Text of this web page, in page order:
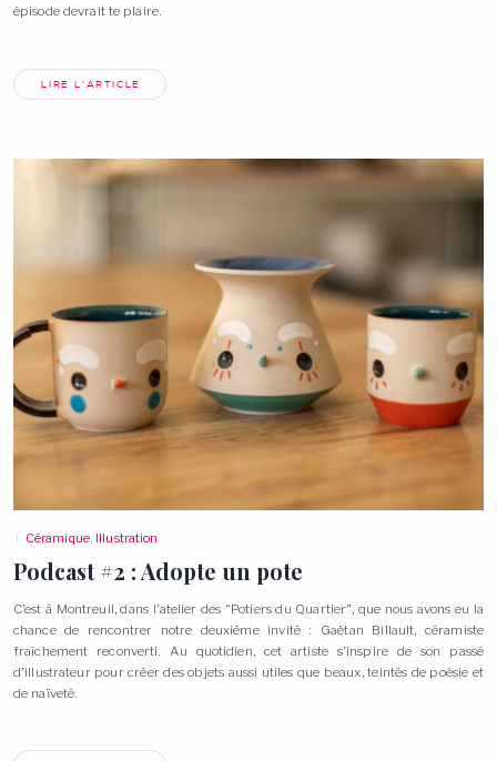
épisode devrait te plaire.
LIRE L'ARTICLE
Céramique, Illustration
Podcast #2 : Adopte un pote
C’est à Montreuil, dans l’atelier des “Potiers du Quartier”, que nous avons eu la
chance de rencontrer notre deuxième invité : Gaëtan Billault, céramiste
fraîchement reconverti. Au quotidien, cet artiste s’inspire de son passé
d’illustrateur pour créer des objets aussi utiles que beaux, teintés de poésie et
de naïveté.